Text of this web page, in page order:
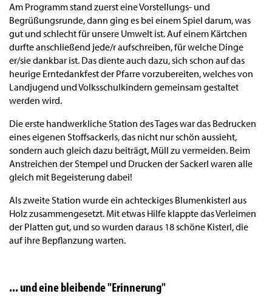
Am Programm stand zuerst eine Vorstellungs- und
Begrüßungsrunde, dann ging es bei einem Spiel darum, was
gut und schlecht für unsere Umwelt ist. Auf einem Kärtchen
durfte anschließend jede/r aufschreiben, für welche Dinge
er/sie dankbar ist. Das diente auch dazu, sich schon auf das
heurige Erntedankfest der Pfarre vorzubereiten, welches von
Landjugend und Volksschulkindern gemeinsam gestaltet
werden wird.
Die erste handwerkliche Station des Tages war das Bedrucken
eines eigenen Stoffsackerls, das nicht nur schön aussieht,
sondern auch gleich dazu beiträgt, Müll zu vermeiden. Beim
Anstreichen der Stempel und Drucken der Sackerl waren alle
gleich mit Begeisterung dabei!
Als zweite Station wurde ein achteckiges Blumenkisterl aus
Holz zusammengesetzt. Mit etwas Hilfe klappte das Verleimen
der Platten gut, und so wurden daraus 18 schöne Kisterl, die
auf ihre Bepflanzung warten.
... und eine bleibende "Erinnerung"